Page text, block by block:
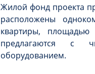
Жилой фонд проекта
расположены
квартиры,
предлагаются с
оборудованием.